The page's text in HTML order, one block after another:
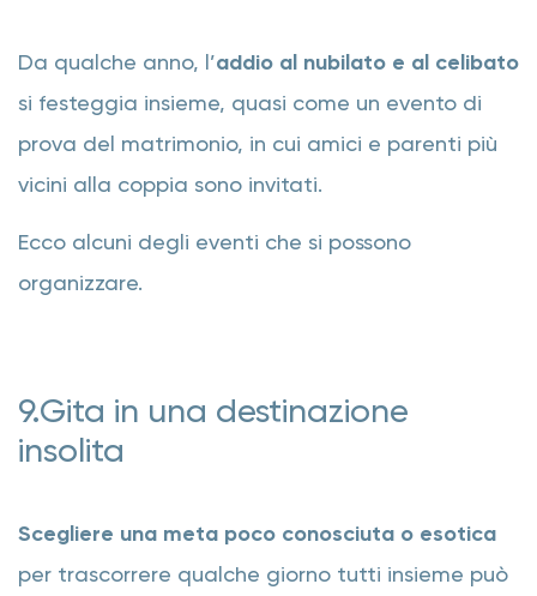
Da qualche anno, l’addio al nubilato e al celibato
si festeggia insieme, quasi come un evento di
prova del matrimonio, in cui amici e parenti più
vicini alla coppia sono invitati.
Ecco alcuni degli eventi che si possono
organizzare.
9.Gita in una destinazione
insolita
Scegliere una meta poco conosciuta o esotica
per trascorrere qualche giorno tutti insieme può